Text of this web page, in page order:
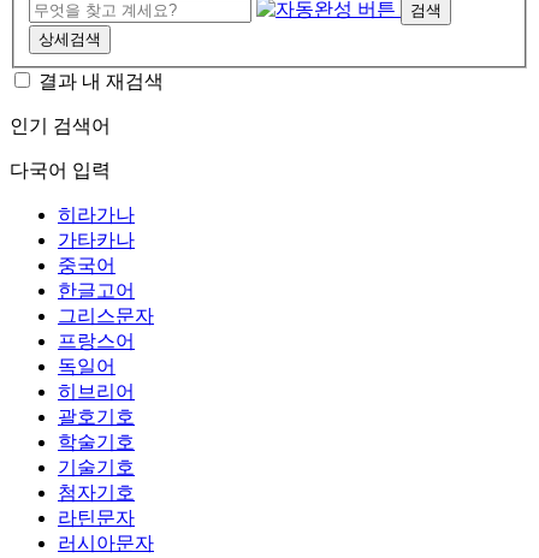
검색
상세검색
결과 내 재검색
인기 검색어
다국어 입력
히라가나
가타카나
중국어
한글고어
그리스문자
프랑스어
독일어
히브리어
괄호기호
학술기호
기술기호
첨자기호
라틴문자
러시아문자